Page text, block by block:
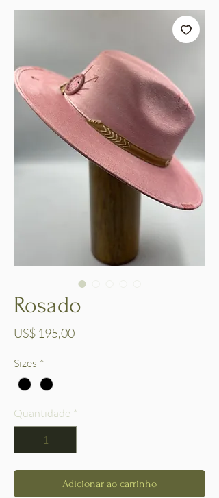
Rosado
US$ 195,00Preço
Sizes *
Quantidade *
Adicionar ao carrinho